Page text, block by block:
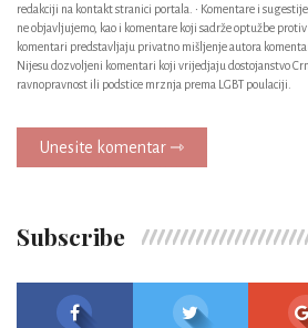
redakciji na kontakt stranici portala. • Komentare i
ne objavljujemo, kao i komentare koji sadrže optužbe
komentari predstavljaju privatno mišljenje autora
Nijesu dozvoljeni komentari koji vrijedjaju dostojanstvo
ravnopravnost ili podstice mrznja prema LGBT poulaciji.
Unesite komentar ⇾
Subscribe